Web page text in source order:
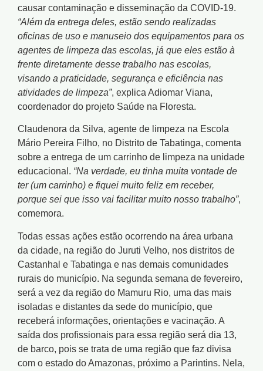
causar contaminação e disseminação da COVID-19.
“Além da entrega deles, estão sendo realizadas
oficinas de uso e manuseio dos equipamentos para os
agentes de limpeza das escolas, já que eles estão à
frente diretamente desse trabalho nas escolas,
visando a praticidade, segurança e eficiência nas
atividades de limpeza”, explica Adiomar Viana,
coordenador do projeto Saúde na Floresta.
Claudenora da Silva, agente de limpeza na Escola
Mário Pereira Filho, no Distrito de Tabatinga, comenta
sobre a entrega de um carrinho de limpeza na unidade
educacional. “Na verdade, eu tinha muita vontade de
ter (um carrinho) e fiquei muito feliz em receber,
porque sei que isso vai facilitar muito nosso trabalho”,
comemora.
Todas essas ações estão ocorrendo na área urbana
da cidade, na região do Juruti Velho, nos distritos de
Castanhal e Tabatinga e nas demais comunidades
rurais do município. Na segunda semana de fevereiro,
será a vez da região do Mamuru Rio, uma das mais
isoladas e distantes da sede do município, que
receberá informações, orientações e vacinação. A
saída dos profissionais para essa região será dia 13,
de barco, pois se trata de uma região que faz divisa
com o estado do Amazonas, próximo a Parintins. Nela,